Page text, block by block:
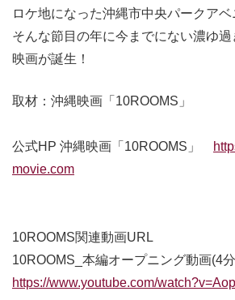
ロケ地になった沖縄市中央パークア
そんな節目の年に今までにない濃ゆ
映画が誕生！
取材：沖縄映画「10ROOMS」
公式HP 沖縄映画「10ROOMS」
movie.com
10ROOMS関連動画URL
10ROOMS_本編オープニング動画(4
https://www.youtube.com/